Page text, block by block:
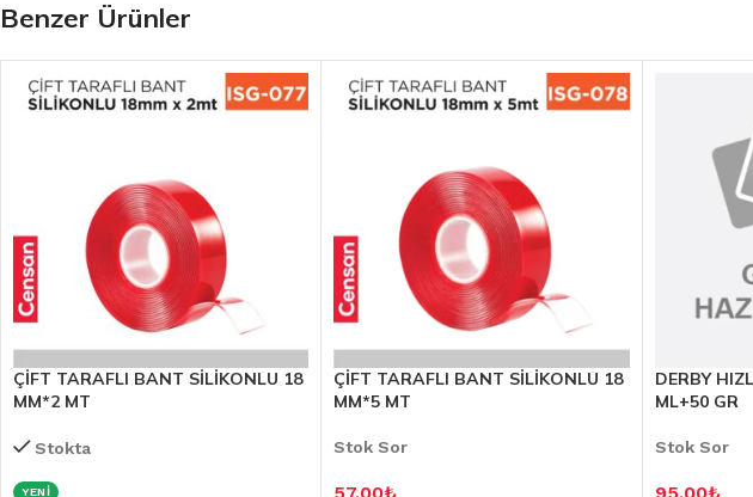
Benzer Ürünler
ÇİFT TARAFLI BANT SİLİKONLU 18
MM*2 MT
Stokta
YENİ
ÇİFT TARAFLI BANT SİLİKONLU 18
MM*5 MT
Stok Sor
DERBY
ML+50 GR
Stok Sor